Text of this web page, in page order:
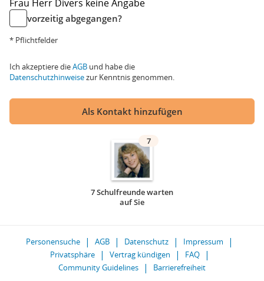
Frau Herr Divers keine Angabe
vorzeitig abgegangen?
* Pflichtfelder
Ich akzeptiere dieAGB und habe die
Datenschutzhinweisezur Kenntnis genommen.
Als Kontakt hinzufügen
7
7 Schulfreunde warten
auf Sie
Personensuche AGB Datenschutz
Impressum
Privatsphäre
Vertrag kündigen
FAQ
Community Guidelines
Barrierefreiheit